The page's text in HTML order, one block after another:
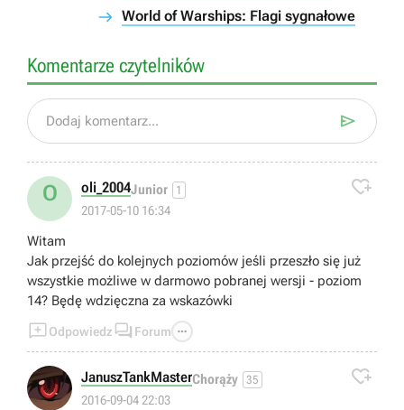
World of Warships: Flagi sygnałowe
Komentarze czytelników
Dodaj komentarz... 
O oli_2004Junior 1
2017-05-10 16:34

Witam
Jak przejść do kolejnych poziomów jeśli przeszło się już
wszystkie możliwe w darmowo pobranej wersji - poziom
14? Będę wdzięczna za wskazówki
Odpowiedz  Forum 
JanuszTankMasterChorąży 35
2016-09-04 22:03
